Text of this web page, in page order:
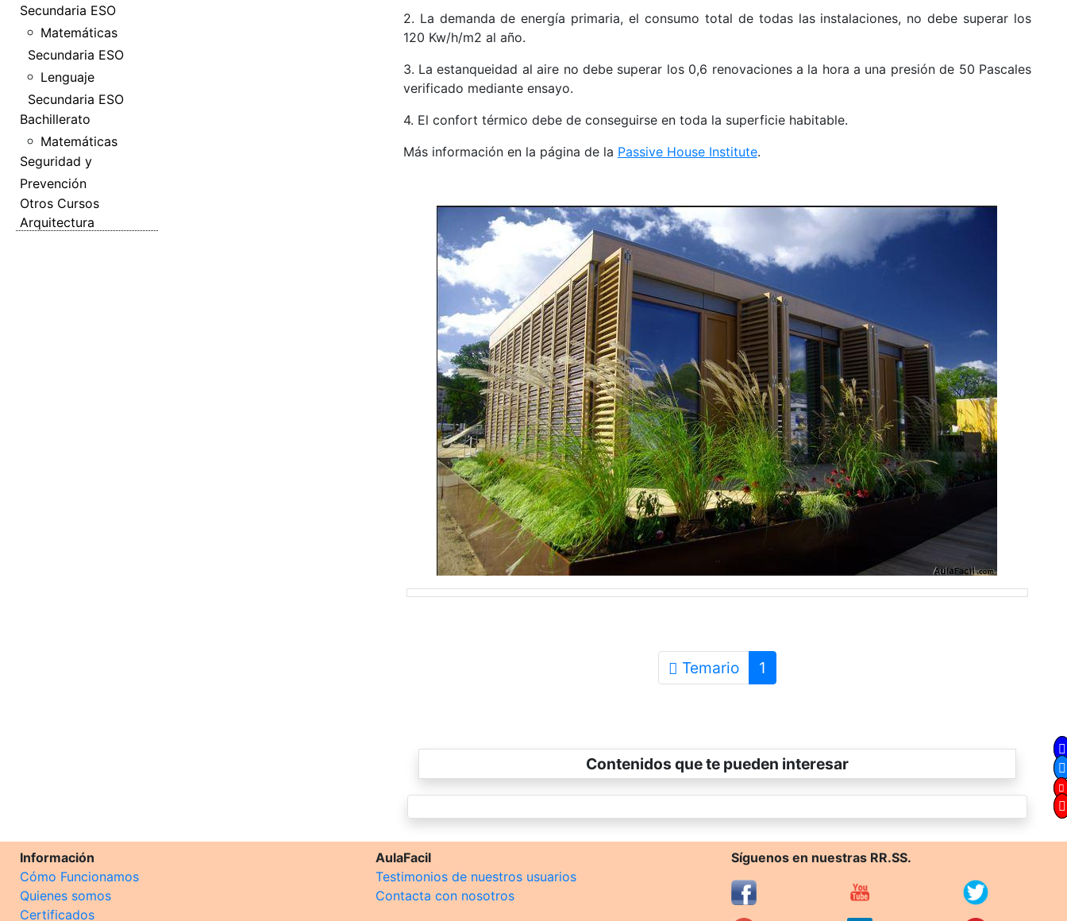
Secundaria ESO
Matemáticas
Secundaria ESO
Lenguaje
Secundaria ESO
Bachillerato
Matemáticas
Seguridad y
Prevención
Otros Cursos
Arquitectura
2. La demanda de energía primaria, el consumo total de todas las instalaciones, no debe superar los
120 Kw/h/m2 al año.
3. La estanqueidad al aire no debe superar los 0,6 renovaciones a la hora a una presión de 50 Pascales
verificado mediante ensayo.
4. El confort térmico debe de conseguirse en toda la superficie habitable.
Más información en la página de la Passive House Institute.
Temario 1
Contenidos que te pueden interesar
Información
Cómo Funcionamos
Quienes somos
Certificados
AulaFacil
Testimonios de nuestros usuarios
Contacta con nosotros
Síguenos en nuestras RR.SS.